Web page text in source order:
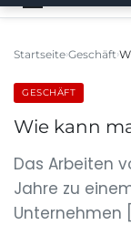
Startseite Geschäft
GESCHÄFT
Wie kann
Das Arbeiten
Jahre zu
Unternehmen